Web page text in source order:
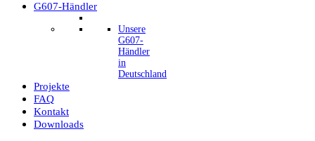
G607-Händler
Unsere
G607-
Händler
in
Deutschland
Projekte
FAQ
Kontakt
Downloads